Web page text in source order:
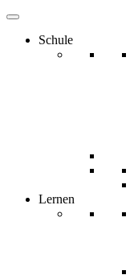
Schule
Lernen